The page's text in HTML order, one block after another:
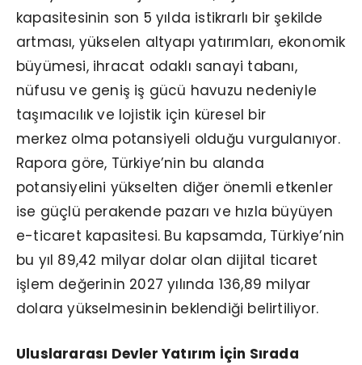
kapasitesinin son 5 yılda istikrarlı bir şekilde
artması, yükselen altyapı yatırımları, ekonomik
büyümesi, ihracat odaklı sanayi tabanı,
nüfusu ve geniş iş gücü havuzu nedeniyle
taşımacılık ve lojistik için küresel bir
merkez olma potansiyeli olduğu vurgulanıyor.
Rapora göre, Türkiye’nin bu alanda
potansiyelini yükselten diğer önemli etkenler
ise güçlü perakende pazarı ve hızla büyüyen
e-ticaret kapasitesi. Bu kapsamda, Türkiye’nin
bu yıl 89,42 milyar dolar olan dijital ticaret
işlem değerinin 2027 yılında 136,89 milyar
dolara yükselmesinin beklendiği belirtiliyor.
Uluslararası Devler Yatırım İçin Sırada